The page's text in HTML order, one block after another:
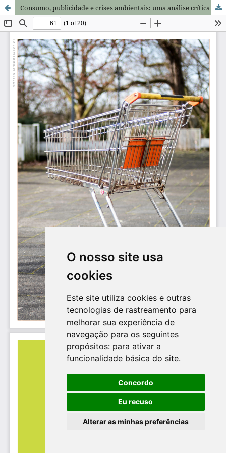
O nosso site usa
cookies
Este site utiliza cookies e outras
tecnologias de rastreamento para
melhorar sua experiência de
navegação para os seguintes
propósitos: para ativar a
funcionalidade básica do site.
Concordo
Eu recuso
Alterar as minhas preferências
Consumo, publicidade e crises ambientais: uma análise crítica a partir de um estudo de caso